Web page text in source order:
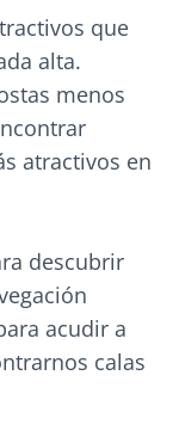
que
alta.
menos
atractivos en
descubrir
acudir a
calas